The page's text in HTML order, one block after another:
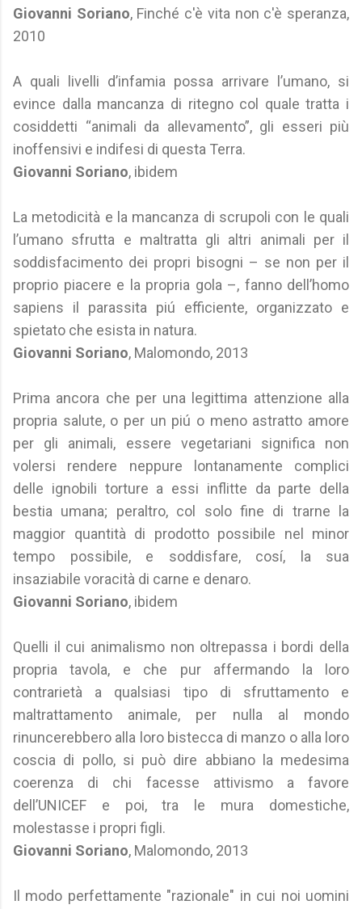
Giovanni Soriano, Finché c'è vita non c'è speranza,
2010
A quali livelli d’infamia possa arrivare l’umano, si
evince dalla mancanza di ritegno col quale tratta i
cosiddetti “animali da allevamento”, gli esseri più
inoffensivi e indifesi di questa Terra.
Giovanni Soriano, ibidem
La metodicità e la mancanza di scrupoli con le quali
l’umano sfrutta e maltratta gli altri animali per il
soddisfacimento dei propri bisogni – se non per il
proprio piacere e la propria gola –, fanno dell’homo
sapiens il parassita piú efficiente, organizzato e
spietato che esista in natura.
Giovanni Soriano, Malomondo, 2013
Prima ancora che per una legittima attenzione alla
propria salute, o per un piú o meno astratto amore
per gli animali, essere vegetariani significa non
volersi rendere neppure lontanamente complici
delle ignobili torture a essi inflitte da parte della
bestia umana; peraltro, col solo fine di trarne la
maggior quantità di prodotto possibile nel minor
tempo possibile, e soddisfare, cosí, la sua
insaziabile voracità di carne e denaro.
Giovanni Soriano, ibidem
Quelli il cui animalismo non oltrepassa i bordi della
propria tavola, e che pur affermando la loro
contrarietà a qualsiasi tipo di sfruttamento e
maltrattamento animale, per nulla al mondo
rinuncerebbero alla loro bistecca di manzo o alla loro
coscia di pollo, si può dire abbiano la medesima
coerenza di chi facesse attivismo a favore
dell’UNICEF e poi, tra le mura domestiche,
molestasse i propri figli.
Giovanni Soriano, Malomondo, 2013
Il modo perfettamente "razionale" in cui noi uomini